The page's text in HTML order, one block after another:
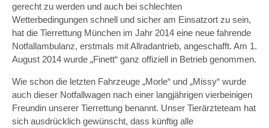
gerecht zu werden und auch bei schlechten
Wetterbedingungen schnell und sicher am Einsatzort zu sein,
hat die Tierrettung München im Jahr 2014 eine neue fahrende
Notfallambulanz, erstmals mit Allradantrieb, angeschafft. Am 1.
August 2014 wurde „Finett“ ganz offiziell in Betrieb genommen.
Wie schon die letzten Fahrzeuge „Morle“ und „Missy“ wurde
auch dieser Notfallwagen nach einer langjährigen vierbeinigen
Freundin unserer Tierrettung benannt. Unser Tierärzteteam hat
sich ausdrücklich gewünscht, dass künftig alle